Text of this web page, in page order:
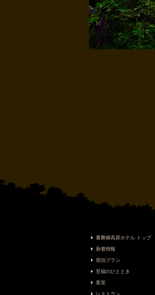
裏磐梯高原ホテル トップ
新着情報
宿泊プラン
至福のひととき
客室
レストラン